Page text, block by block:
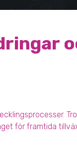
för framtida